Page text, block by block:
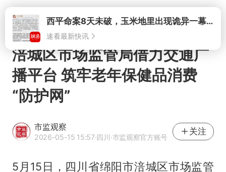
打开西平命案8天未破，玉米地里出现诡异一幕，我突然想起了欧金中
速看最新快讯
涪城区市场监管局借力交通广
播平台 筑牢老年保健品消费
“防护网”
市监观察
2026-05-15 15:57·四川·市监观察官方账号
关注
5月15日，四川省绵阳市涪城区市场监管